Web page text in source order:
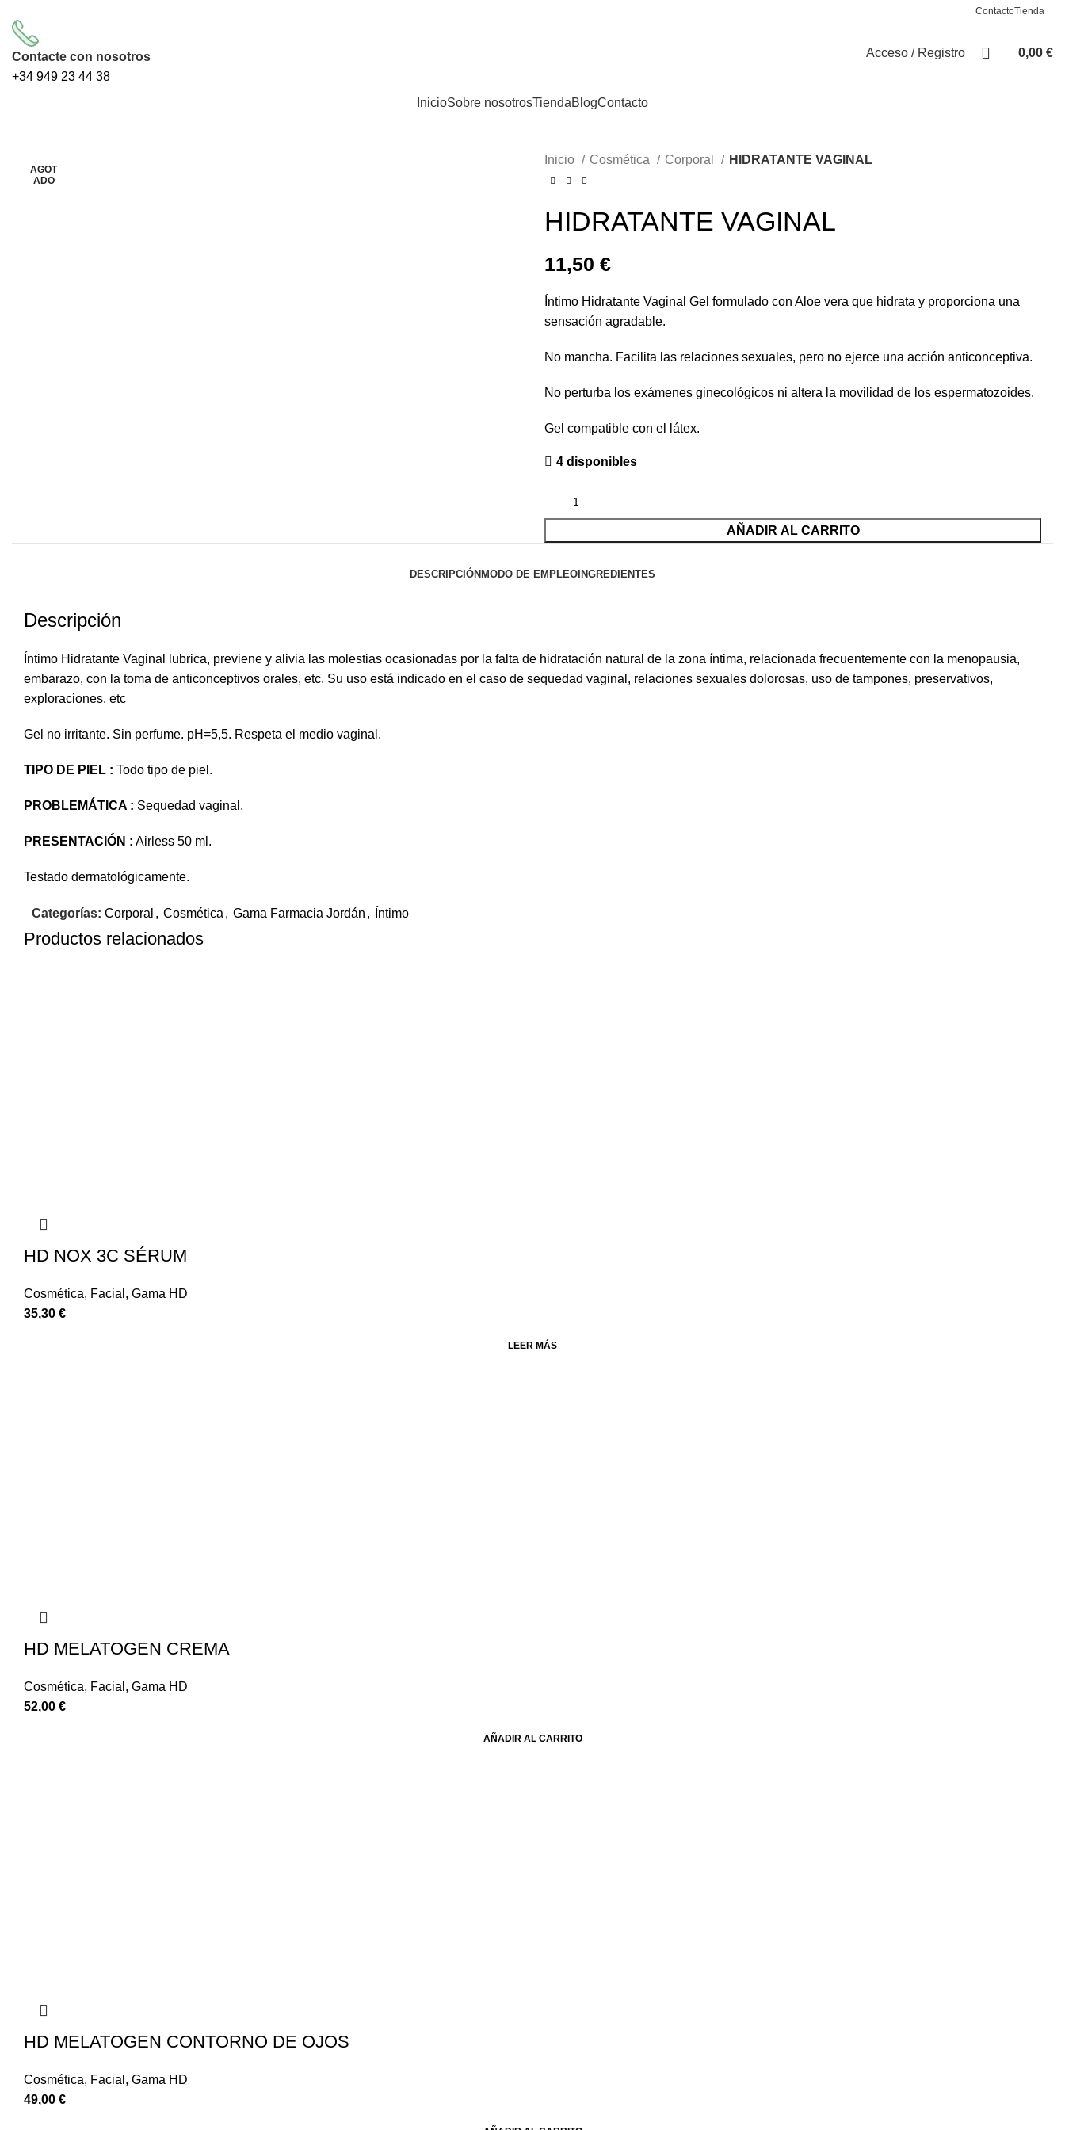
ContactoTienda
Contacte con nosotros
+34 949 23 44 38
Acceso / Registro 0,00 €
InicioSobre nosotrosTiendaBlogContacto
Inicio Cosmética Corporal HIDRATANTE VAGINAL
HIDRATANTE VAGINAL
11,50 €
Íntimo Hidratante Vaginal Gel formulado con Aloe vera que hidrata y proporciona una
sensación agradable.
No mancha. Facilita las relaciones sexuales, pero no ejerce una acción anticonceptiva.
No perturba los exámenes ginecológicos ni altera la movilidad de los espermatozoides.
Gel compatible con el látex.
4 disponibles
AÑADIR AL CARRITO
DESCRIPCIÓN MODO DE EMPLEO INGREDIENTES
Descripción
Íntimo Hidratante Vaginal lubrica, previene y alivia las molestias ocasionadas por la falta de hidratación natural de la zona íntima, relacionada frecuentemente con la menopausia,
embarazo, con la toma de anticonceptivos orales, etc. Su uso está indicado en el caso de sequedad vaginal, relaciones sexuales dolorosas, uso de tampones, preservativos,
exploraciones, etc
Gel no irritante. Sin perfume. pH=5,5. Respeta el medio vaginal.
TIPO DE PIEL : Todo tipo de piel.
PROBLEMÁTICA : Sequedad vaginal.
PRESENTACIÓN : Airless 50 ml.
Testado dermatológicamente.
Categorías: Corporal , Cosmética , Gama Farmacia Jordán , Íntimo
Productos relacionados
AGOT
ADO
HD NOX 3C SÉRUM
Cosmética, Facial , Gama HD
35,30 €
LEER MÁS
HD MELATOGEN CREMA
Cosmética, Facial , Gama HD
52,00 €
AÑADIR AL CARRITO
HD MELATOGEN CONTORNO DE OJOS
Cosmética, Facial , Gama HD
49,00 €
AGOT
ADO